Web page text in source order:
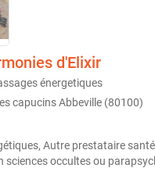
d'Elixir
énergetiques
capucins Abbeville (80100)
Autre prestataire
sciences occultes ou